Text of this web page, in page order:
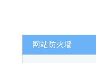
网站防火墙